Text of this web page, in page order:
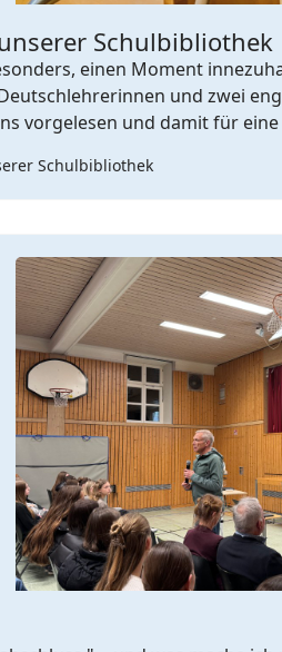
Schulbibliothek
einen Moment
und zwei
vorgelesen und damit für
Schulbibliothek